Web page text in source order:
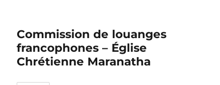
Commission de louanges
francophones – Église
Chrétienne Maranatha